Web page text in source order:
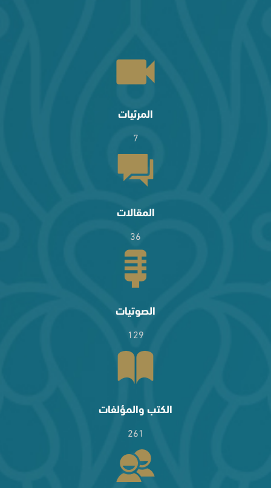
المرئيات
7
المقالات
36
الصوتيات
129
الكتب والمؤلفات
261